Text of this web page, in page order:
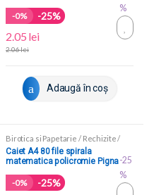
-0% -25%
2.05 lei
2.06lei
Adaugă în coș
%
Birotica si Papetarie / Rechizite/
Caiete scolare
Caiet A4 80 file spirala
matematica policromie Pigna
-0% -25%
-25
%